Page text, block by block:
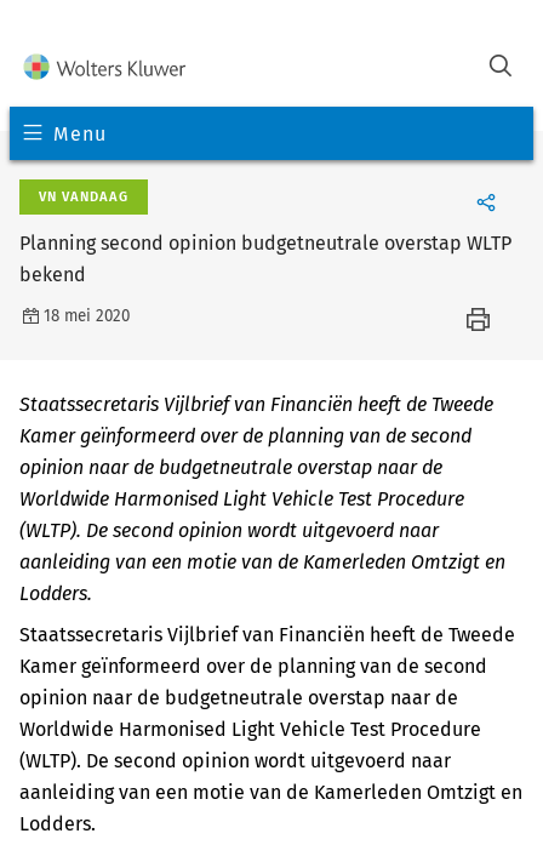
Menu
VN VANDAAG
Planning second opinion budgetneutrale overstap WLTP
bekend
18 mei 2020
Staatssecretaris Vijlbrief van Financiën heeft de Tweede
Kamer geïnformeerd over de planning van de second
opinion naar de budgetneutrale overstap naar de
Worldwide Harmonised Light Vehicle Test Procedure
(WLTP). De second opinion wordt uitgevoerd naar
aanleiding van een motie van de Kamerleden Omtzigt en
Lodders.
Staatssecretaris Vijlbrief van Financiën heeft de Tweede
Kamer geïnformeerd over de planning van de second
opinion naar de budgetneutrale overstap naar de
Worldwide Harmonised Light Vehicle Test Procedure
(WLTP). De second opinion wordt uitgevoerd naar
aanleiding van een motie van de Kamerleden Omtzigt en
Lodders.